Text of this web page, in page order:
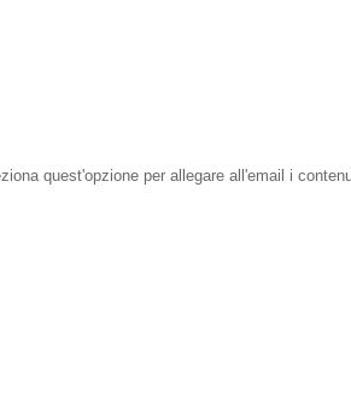
quest'opzione per allegare all'email i